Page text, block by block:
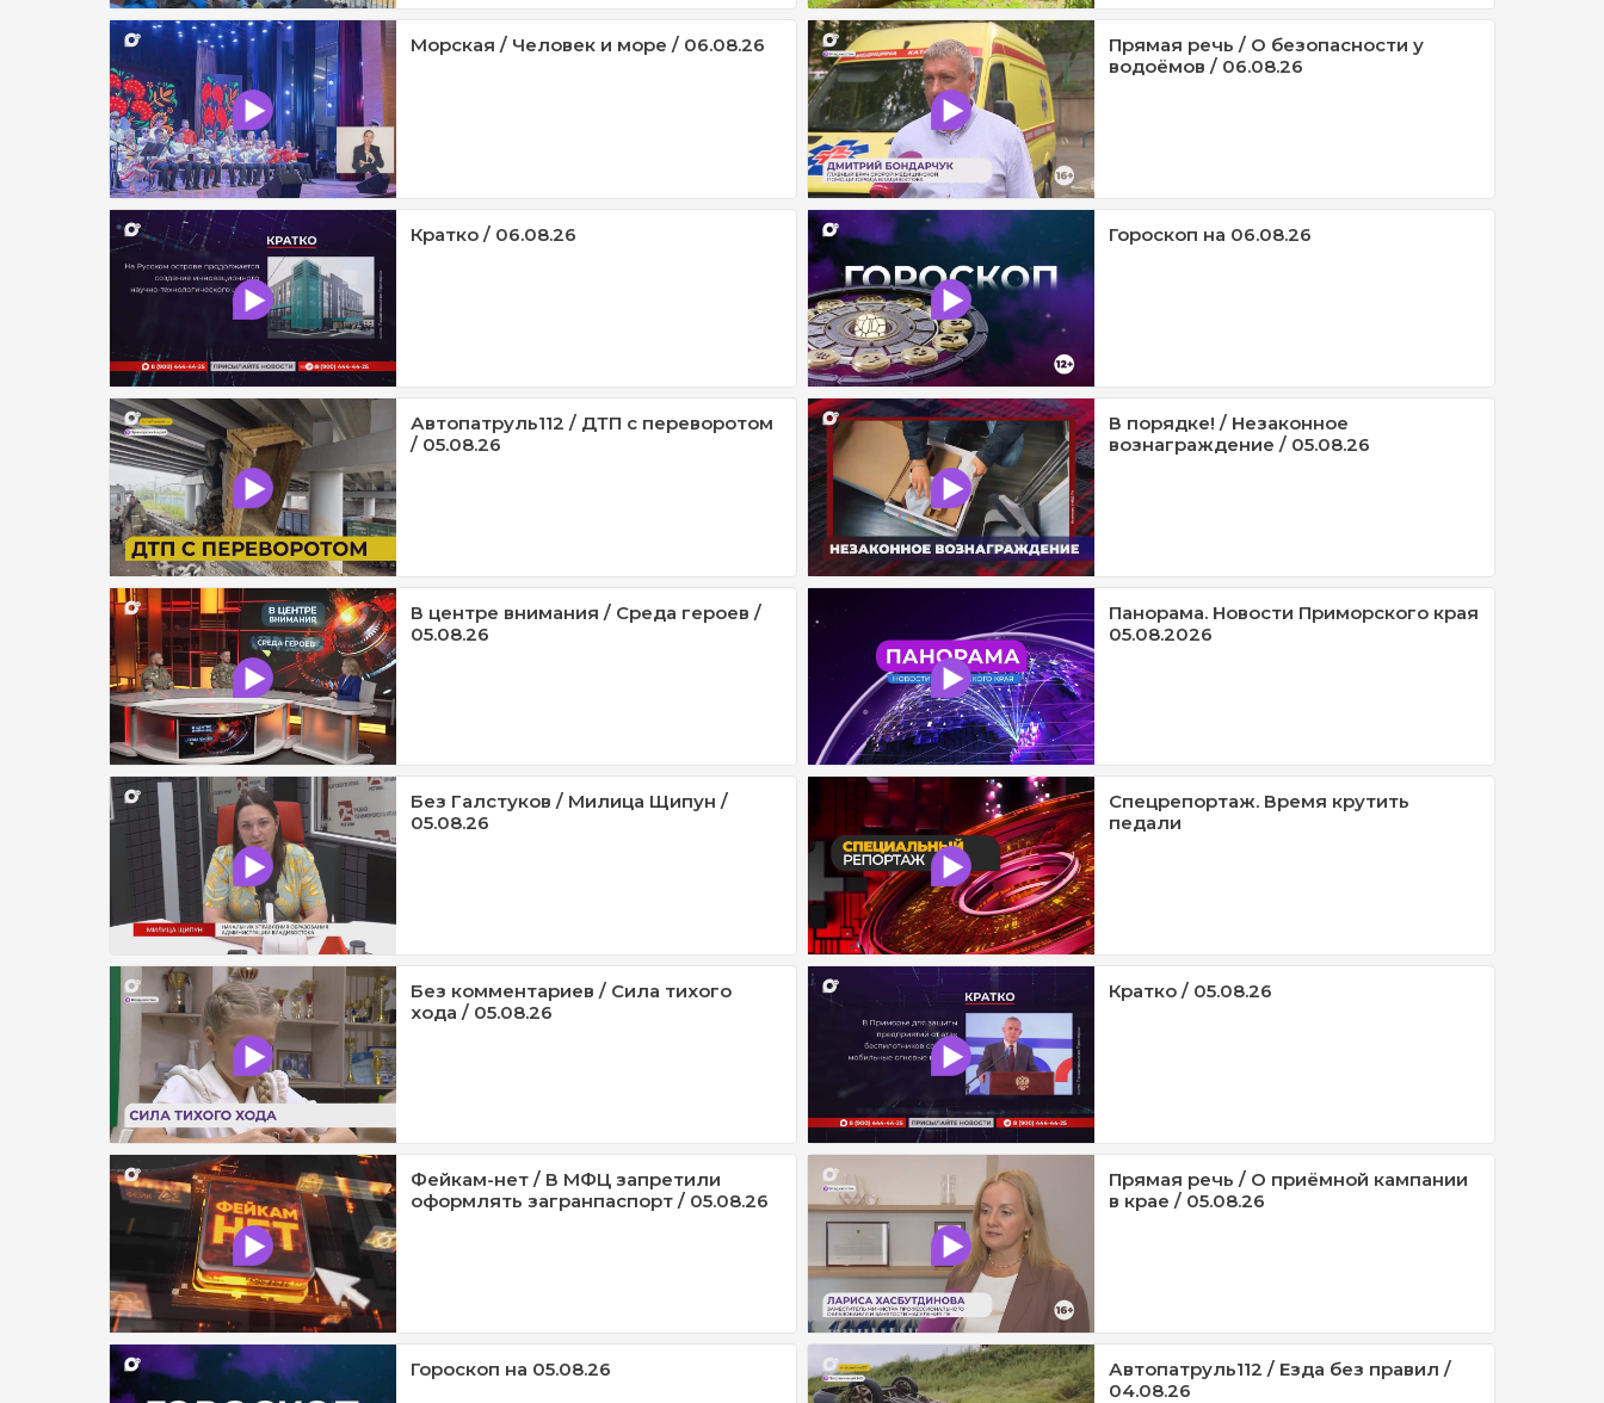
Морская / Человек и море / 06.08.26
Прямая речь / О безопасности у
водоёмов / 06.08.26
Кратко / 06.08.26 Гороскоп на 06.08.26
Автопатруль112 / ДТП с переворотом
/ 05.08.26
В порядке! / Незаконное
вознаграждение / 05.08.26
В центре внимания / Среда героев /
05.08.26
Панорама. Новости Приморского края
05.08.2026
Без Галстуков / Милица Щипун /
05.08.26
Спецрепортаж. Время крутить
педали
Без комментариев / Сила тихого
хода / 05.08.26
Кратко / 05.08.26
Фейкам-нет / В МФЦ запретили
оформлять загранпаспорт / 05.08.26
Прямая речь / О приёмной кампании
в крае / 05.08.26
Гороскоп на 05.08.26
Автопатруль112 / Езда без правил /
04.08.26